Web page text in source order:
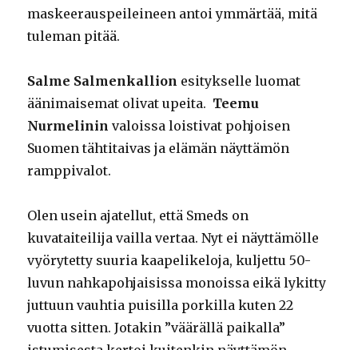
maskeerauspeileineen antoi ymmärtää, mitä
tuleman pitää.
Salme Salmenkallion esitykselle luomat
äänimaisemat olivat upeita. Teemu
Nurmelinin valoissa loistivat pohjoisen
Suomen tähtitaivas ja elämän näyttämön
ramppivalot.
Olen usein ajatellut, että Smeds on
kuvataiteilija vailla vertaa. Nyt ei näyttämölle
vyörytetty suuria kaapelikeloja, kuljettu 50-
luvun nahkapohjaisissa monoissa eikä lykitty
juttuun vauhtia puisilla porkilla kuten 22
vuotta sitten. Jotakin ”väärällä paikalla”